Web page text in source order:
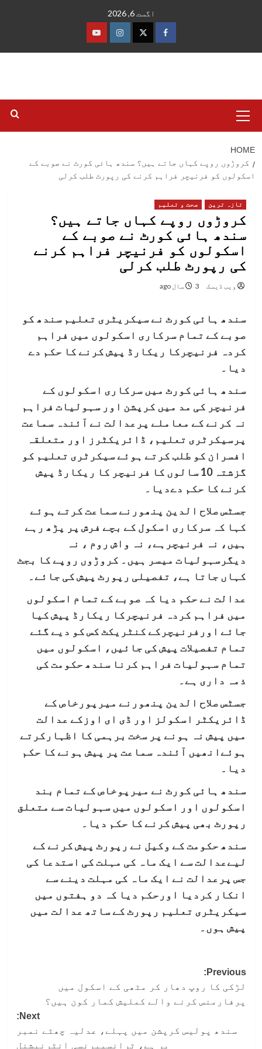
اگست 6, 2026
فیس
ٹوئٹرانسٹاگرام
یوٹیوب
Menu
HOME
کروڑوں روپے کہاں جاتے ہیں؟ سندھ ہائی کورٹ نے صوبے کے
اسکولوں کو فرنیچر فراہم کرنے کی رپورٹ طلب کرلی
تازہ ترین صحت و تعلیم
کروڑوں روپے کہاں جاتے ہیں؟
سندھ ہائی کورٹ نے صوبے کے
اسکولوں کو فرنیچر فراہم کرنے
کی رپورٹ طلب کرلی
ویب ڈیسک 3 سال ago
سندھ ہائی کورٹ نے سیکریٹری تعلیم سندھ کو
صوبے کے تمام سرکاری اسکولوں میں فراہم
کردہ فرنیچرکا ریکارڈ پیش کرنے کا حکم دے
دیا۔
سندھ ہائی کورٹ میں سرکاری اسکولوں کے
فرنیچر کی مد میں کرپشن اور سہولیات فراہم
نہ کرنے کے معاملے پرعدالت نے آئندہ سماعت
پرسیکرٹری تعلیم، ڈائریکٹرز اور متعلقہ
افسران کو طلب کرتے ہوئے سیکرٹری تعلیم کو
گزشتہ 10 سالوں کا فرنیچر کا ریکارڈ پیش
کرنے کا حکم دےدیا۔
جسٹس صلاح الدین پنھورنے سماعت کرتے ہوئے
کہا کہ سرکاری اسکول کے بچے فرش پر پڑھ رہے
ہیں، نہ فرنیچرہے، نہ واش روم ، نہ
دیگرسہولیات میسر ہیں۔ کروڑوں روپے کا بجٹ
کہاں جاتا ہے، تفصیلی رپورٹ پیش کی جائے۔
عدالت نے حکم دیا کہ صوبے کے تمام اسکولوں
میں فراہم کردہ فرنیچرکا ریکارڈ پیش کیا
جائے اورفرنیچرکے کنٹریکٹ کس کو دیے گئے
تمام تفصیلات پیش کی جائیں، اسکولوں میں
تمام سہولیات فراہم کرنا سندھ حکومت کی
ذمہ داری ہے۔
جسٹس صلاح الدین پنھورنے میرپورخاص کے
ڈائریکٹر اسکولز اور ڈی ای اوزکے عدالت
میں پیش نہ ہونے پر سخت برہمی کا اظہارکرتے
ہوئےانھیں آئندہ سماعت پر پیش ہونے کا حکم
دیا۔
سندھ ہائی کورٹ نے میرپوخاص کے تمام بند
اسکولوں اور اسکولوں میں سہولیات سے متعلق
رپورٹ بھی پیش کرنے کا حکم دیا۔
سندھ حکومت کے وکیل نے رپورٹ پیش کرنے کے
لیےعدالت سے ایک ماہ کی مہلت کی استدعا کی
جس پرعدالت نے ایک ماہ کی مہلت دینے سے
انکار کردیا اورحکم دیا کہ دو ہفتوں میں
سیکریٹری تعلیم رپورٹ کے ساتھ عدالت میں
پیش ہوں۔
Post
navigation
Previous:
لڑکی کا روپ دھار کر مٹھی کے اسکول میں
پرفارمنس کرنے والے کملیش کمار کون ہیں؟
Next:
سندھ پولیس کرپشن میں پہلے، عدلیہ چھٹے نمبر
پر ہے، ٹرانسپیرنسی انٹرنیشنل